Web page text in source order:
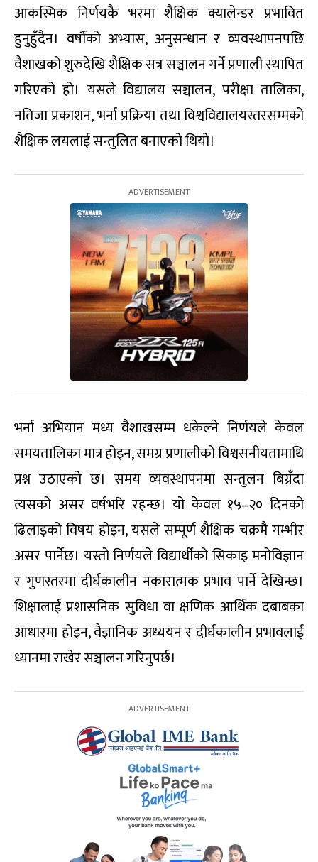
आकस्मिक निर्णयकै भरमा शैक्षिक क्यालेन्डर प्रभावित
हुनुहुँदैन। वर्षौंको अभ्यास, अनुसन्धान र व्यवस्थापनपछि
वैशाखको शुरुदेखि शैक्षिक सत्र सञ्चालन गर्ने प्रणाली स्थापित
गरिएको हो। यसले विद्यालय सञ्चालन, परीक्षा तालिका,
नतिजा प्रकाशन, भर्ना प्रक्रिया तथा विश्वविद्यालयस्तरसम्मको
शैक्षिक लयलाई सन्तुलित बनाएको थियो।
भर्ना अभियान मध्य वैशाखसम्म धकेल्ने निर्णयले केवल
समयतालिका मात्र होइन, समग्र प्रणालीको विश्वसनीयतामाथि
प्रश्न उठाएको छ। समय व्यवस्थापनमा सन्तुलन बिग्रँदा
त्यसको असर वर्षभरि रहन्छ। यो केवल १५–२० दिनको
ढिलाइको विषय होइन, यसले सम्पूर्ण शैक्षिक चक्रमै गम्भीर
असर पार्नेछ। यस्तो निर्णयले विद्यार्थीको सिकाइ मनोविज्ञान
र गुणस्तरमा दीर्घकालीन नकारात्मक प्रभाव पार्ने देखिन्छ।
शिक्षालाई प्रशासनिक सुविधा वा क्षणिक आर्थिक दबाबका
आधारमा होइन, वैज्ञानिक अध्ययन र दीर्घकालीन प्रभावलाई
ध्यानमा राखेर सञ्चालन गरिनुपर्छ।